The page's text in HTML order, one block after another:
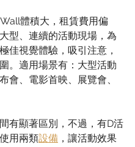
Wall體積大，租賃費用偏
型、連續的活動現場，為
佳視覺體驗，吸引注意，
。適用場景有：大型活動
會、電影首映、展覽會、
有顯著區別，不過，有D活
用兩類設備 ，讓活動效果